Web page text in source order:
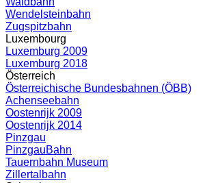
Wendelsteinbahn
Zugspitzbahn
Luxembourg
Luxemburg 2009
Luxemburg 2018
Österreich
Österreichische Bundesbahnen (ÖBB)
Achenseebahn
Oostenrijk 2009
Oostenrijk 2014
Pinzgau
PinzgauBahn
Tauernbahn Museum
Zillertalbahn